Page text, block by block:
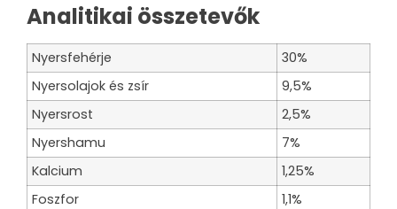
Analitikai összetevők
Nyersfehérje
30%
Nyersolajok és zsír
9,5%
Nyersrost
2,5%
Nyershamu
7%
Kalcium
1,25%
Foszfor
1,1%